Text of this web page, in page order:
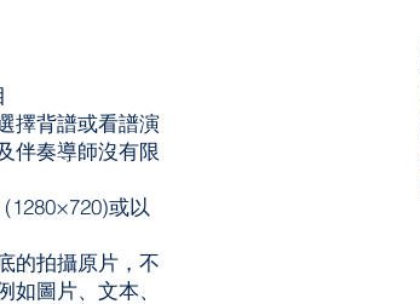
擇背譜或看譜演
伴奏導師沒有限
或以
的拍攝原片，不
如圖片、文本、